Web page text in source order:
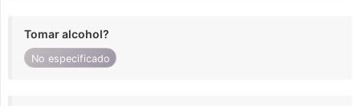
Tomar alcohol?
No especificado